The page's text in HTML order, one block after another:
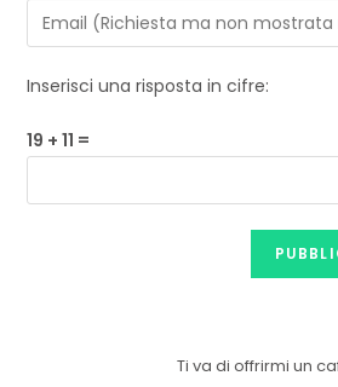
Inserisci una risposta in cifre:
19 + 11 =
Ti va di offrirmi un